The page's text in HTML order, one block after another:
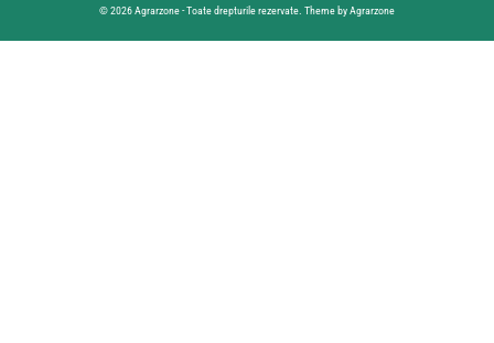
© 2026 Agrarzone - Toate drepturile rezervate. Theme by Agrarzone